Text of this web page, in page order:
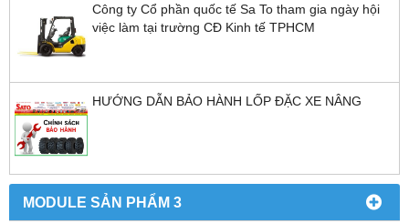
Công ty Cổ phần quốc tế Sa To tham gia ngày hội
việc làm tại trường CĐ Kinh tế TPHCM
HƯỚNG DẪN BẢO HÀNH LỐP ĐẶC XE NÂNG
MODULE SẢN PHẨM 3